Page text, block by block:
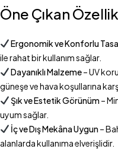
Öne Çıkan
Ergonomik ve Konforlu
ile rahat bir kullanım sağlar.
Dayanıklı Malzeme– UV
güneşe ve hava koşullarına
Şık ve Estetik Görünüm–
uyum sağlar.
İç ve Dış Mekâna Uygun–
alanlarda kullanıma elverişlidir.